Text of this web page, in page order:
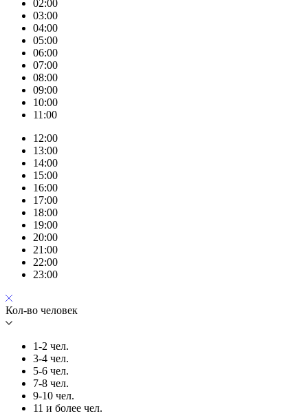
02:00
03:00
04:00
05:00
06:00
07:00
08:00
09:00
10:00
11:00
12:00
13:00
14:00
15:00
16:00
17:00
18:00
19:00
20:00
21:00
22:00
23:00
Кол-во человек
1-2 чел.
3-4 чел.
5-6 чел.
7-8 чел.
9-10 чел.
11 и более чел.